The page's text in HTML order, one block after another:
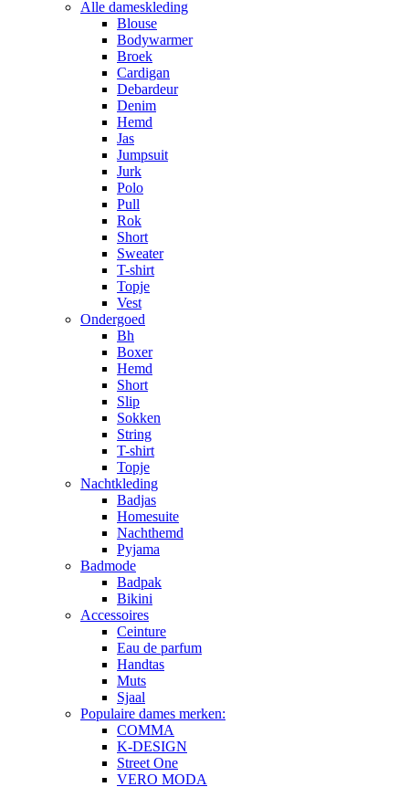
Alle dameskleding
Blouse
Bodywarmer
Broek
Cardigan
Debardeur
Denim
Hemd
Jas
Jumpsuit
Jurk
Polo
Pull
Rok
Short
Sweater
T-shirt
Topje
Vest
Ondergoed
Bh
Boxer
Hemd
Short
Slip
Sokken
String
T-shirt
Topje
Nachtkleding
Badjas
Homesuite
Nachthemd
Pyjama
Badmode
Badpak
Bikini
Accessoires
Ceinture
Eau de parfum
Handtas
Muts
Sjaal
Populaire dames merken:
COMMA
K-DESIGN
Street One
VERO MODA